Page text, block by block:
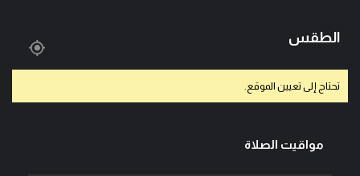
الطقس
تحتاج إلى تعيين الموقع.
مواقيت الصلاة